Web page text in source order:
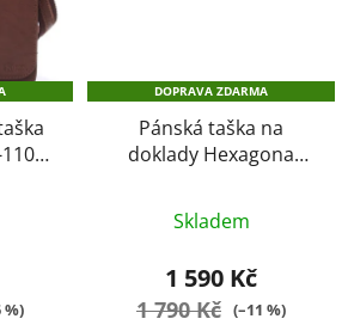
%)
DOPRAVA ZDARMA
Pánská taška na
doklady Hexagona
hodnocení
produktu
je
Skladem
1 590 Kč
1 790 Kč (–11 %)